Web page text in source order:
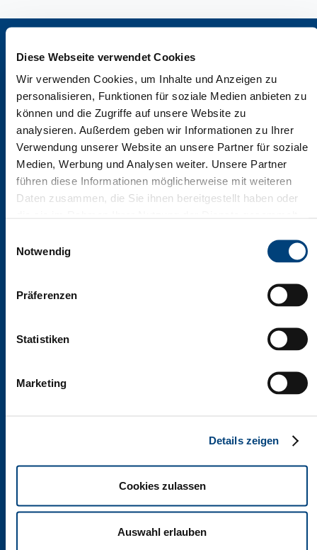
Diese Webseite verwendet Cookies
Wir verwenden Cookies, um Inhalte und Anzeigen zu
personalisieren, Funktionen für soziale Medien anbieten zu
können und die Zugriffe auf unsere Website zu
analysieren. Außerdem geben wir Informationen zu Ihrer
Verwendung unserer Website an unsere Partner für soziale
Medien, Werbung und Analysen weiter. Unsere Partner
führen diese Informationen möglicherweise mit weiteren
Daten zusammen, die Sie ihnen bereitgestellt haben oder
Weiterverarbeitung dieser Daten kann jederzeit mit
Wirkung für die Zukunft widerrufen werden. Sie können
Ihre Präferenzen jederzeit ändern, indem Sie auf das
Symbol "Cookie-Einstellungen“ links unten klicken.
Notwendig
Präferenzen
Statistiken
Marketing
Details zeigen
Cookies zulassen
Auswahl erlauben
Leitende Manager
€
Key Account Manager
Regionaler Verkaufsleiter
74.000
Projektleiter
75.000
Qualitätssicherung
VOUS SOUHAITEZ VOUS
CCI France Allemagne vous